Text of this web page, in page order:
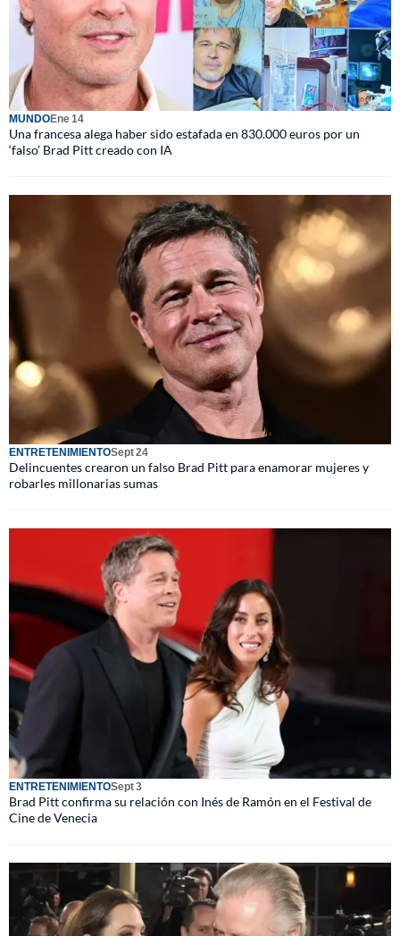
MUNDOEne 14
Una francesa alega haber sido estafada en 830.000 euros por un
‘falso’ Brad Pitt creado con IA
ENTRETENIMIENTOSept 24
Delincuentes crearon un falso Brad Pitt para enamorar mujeres y
robarles millonarias sumas
ENTRETENIMIENTOSept 3
Brad Pitt confirma su relación con Inés de Ramón en el Festival de
Cine de Venecia